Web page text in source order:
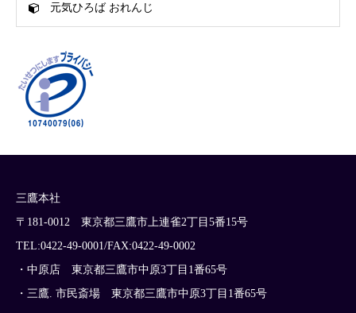
元気ひろば おれんじ
三鷹本社
〒181-0012 東京都三鷹市上連雀2丁目5番15号
TEL:0422-49-0001/FAX:0422-49-0002
・中原店 東京都三鷹市中原3丁目1番65号
・三鷹. 市民斎場 東京都三鷹市中原3丁目1番65号